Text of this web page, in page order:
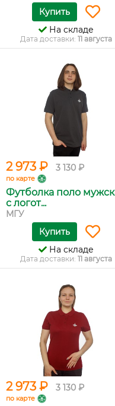
Купить
На складе
Дата доставки: 11 августа
2 973 ₽ 3 130 ₽
по карте
Футболка поло
с логот...
МГУ
Купить
На складе
Дата доставки: 11 августа
2 973 ₽ 3 130 ₽
по карте